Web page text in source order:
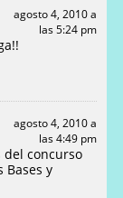
agosto 4, 2010 a
las 5:24 pm
agosto 4, 2010 a
las 4:49 pm
del concurso
Bases y